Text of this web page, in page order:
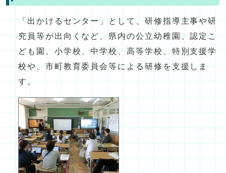
「出かけるセンター」として、研修指導主事や研
究員等が出向くなど、県内の公立幼稚園、認定こ
ども園、小学校、中学校、高等学校、特別支援学
校や、市町教育委員会等による研修を支援しま
す。